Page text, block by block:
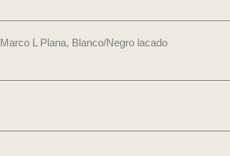
Marco L Plana, Blanco/Negro lacado